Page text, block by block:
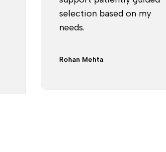
selection based on my
needs.
Rohan Mehta